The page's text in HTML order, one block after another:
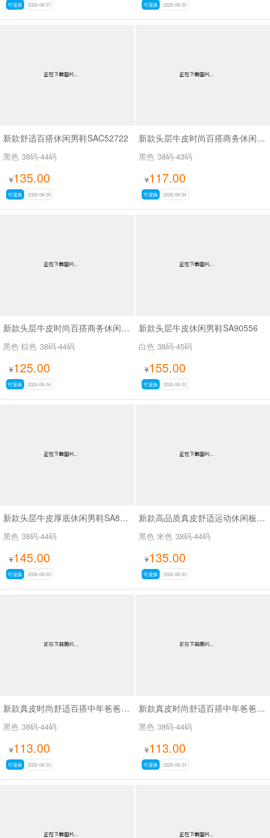
可退换 2026-08-07 可退换 2026-08-05
新款舒适百搭休闲男鞋SAC52722
黑色 38码-44码
¥135.00
可退换 2026-08-05
新款头层牛皮时尚百搭商务休闲男鞋SA61316
黑色 38码-43码
¥117.00
可退换 2026-08-04
新款头层牛皮时尚百搭商务休闲男鞋SA8223
黑色 棕色 38码-44码
¥125.00
可退换 2026-08-04
新款头层牛皮休闲男鞋SA90556
白色 38码-45码
¥155.00
可退换 2026-08-03
新款头层牛皮厚底休闲男鞋SA8833
黑色 38码-44码
¥145.00
可退换 2026-08-03
新款高品质真皮舒适运动休闲板鞋阿甘鞋SA263
黑色 米色 38码-44码
¥135.00
可退换 2026-08-03
新款真皮时尚舒适百搭中年爸爸鞋SA6508
黑色 38码-44码
¥113.00
可退换 2026-08-03
新款真皮时尚舒适百搭中年爸爸鞋SA6509
黑色 38码-44码
¥113.00
可退换 2026-08-03